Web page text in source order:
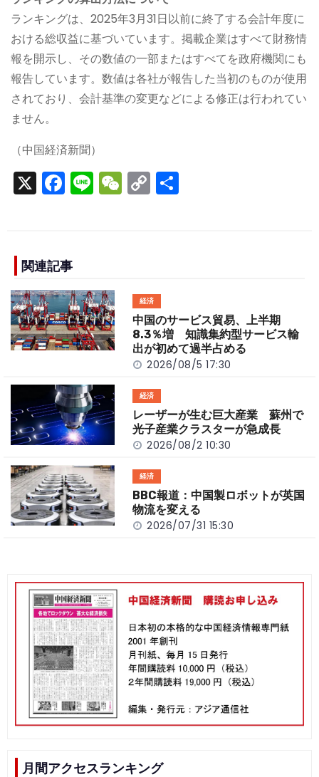
ランキングは、2025年3月31日以前に終了する会計年度に
おける総収益に基づいています。掲載企業はすべて財務情
報を開示し、その数値の一部またはすべてを政府機関にも
報告しています。数値は各社が報告した当初のものが使用
されており、会計基準の変更などによる修正は行われてい
ません。
（中国経済新聞）
X F
e
b
o
o
k
Li W C
n
k
関連記事
経済
中国のサービス貿易、上半期
8.3％増 知識集約型サービス輸
出が初めて過半占める
2026/08/5 17:30
経済
レーザーが生む巨大産業 蘇州で
光子産業クラスターが急成長
2026/08/2 10:30
経済
BBC報道：中国製ロボットが英国
物流を変える
2026/07/31 15:30
月間アクセスランキング